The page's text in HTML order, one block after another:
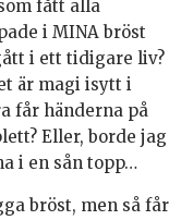
fått alla
i MINA bröst
i ett tidigare liv?
är magi isytt i
får händerna på
Eller, borde jag
i en sån topp…
bröst, men så får